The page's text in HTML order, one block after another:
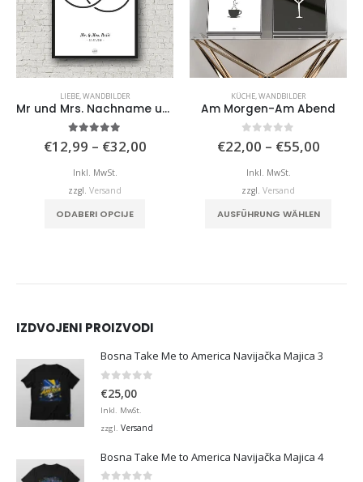
LIEBE,WANDBILDER
Mr und Mrs. Nachname und Hochzeitsdatum
5.00 von 5
€12,99 – €32,00Preisspanne:
Inkl. MwSt.
zzgl. Versand
ODABERI OPCIJE
KÜCHE,WANDBILDER
Am Morgen-Am Abend
0von 5
€22,00 – €55,00
Inkl. MwSt.
zzgl. Versand
AUSFÜHRUNG WÄHLEN
IZDVOJENI PROIZVODI
Bosna Take Me to America Navijačka Majica 3
€25,00
Inkl. MwSt.
zzgl. Versand
Bosna Take Me to America Navijačka Majica 4